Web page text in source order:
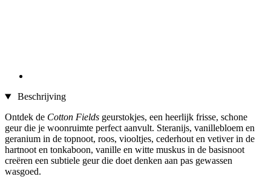
Beschrijving
Ontdek de Cotton Fields geurstokjes, een heerlijk frisse, schone
geur die je woonruimte perfect aanvult. Steranijs, vanillebloem en
geranium in de topnoot, roos, viooltjes, cederhout en vetiver in de
hartnoot en tonkaboon, vanille en witte muskus in de basisnoot
creëren een subtiele geur die doet denken aan pas gewassen
wasgoed.